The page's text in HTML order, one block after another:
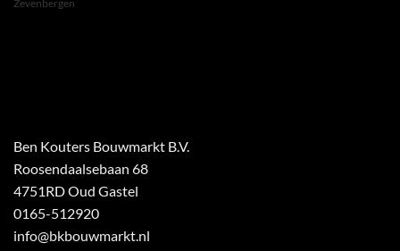
Zevenbergen
Ben Kouters Bouwmarkt B.V.
Roosendaalsebaan 68
4751RD Oud Gastel
0165-512920
info@bkbouwmarkt.nl